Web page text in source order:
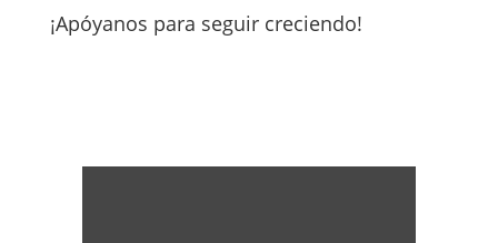
¡Apóyanos para seguir creciendo!